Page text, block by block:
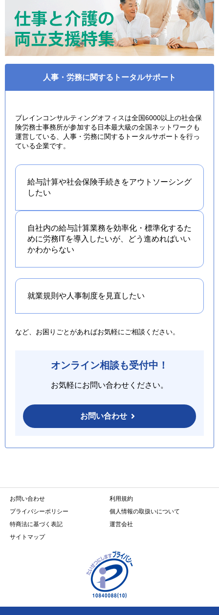
人事・労務に関するトータルサポート
ブレインコンサルティングオフィスは全国6000以上の社会保
険労務士事務所が参加する日本最大級の全国ネットワークも
運営している、人事・労務に関するトータルサポートを行っ
ている企業です。
給与計算や社会保険手続きをアウトソーシング
したい
自社内の給与計算業務を効率化・標準化するた
めに労務ITを導入したいが、どう進めればいい
かわからない
就業規則や人事制度を 見直したい
など、お困りごとがあればお気軽にご相談ください。
オンライン相談も受付中！
お気軽にお問い合わせください。
お問い合わせ
お問い合わせ
利用規約
プライバシーポリシー
個人情報の取扱いについて
特商法に基づく表記
運営会社
サイトマップ